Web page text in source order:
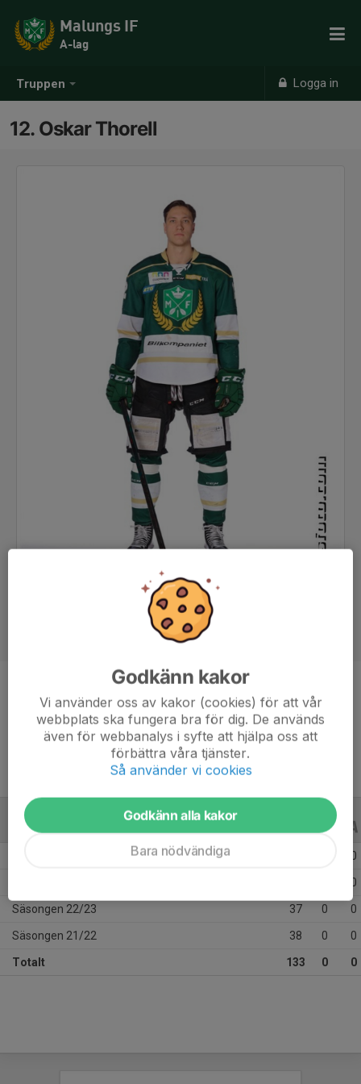
Truppen Logga in
Malungs IF
A-lag
12. Oskar Thorell
Position
Ålder
25 år
ALLA SERIER
0
0
Säsongen 22/23 37 0 0
Säsongen 21/22 38 0 0
Totalt 133 0 0
Godkänn kakor
Vi använder oss av kakor (cookies) för att vår
webbplats ska fungera bra för dig. De används
även för webbanalys i syfte att hjälpa oss att
förbättra våra tjänster.
Så använder vi cookies
Godkänn alla kakor
Bara nödvändiga